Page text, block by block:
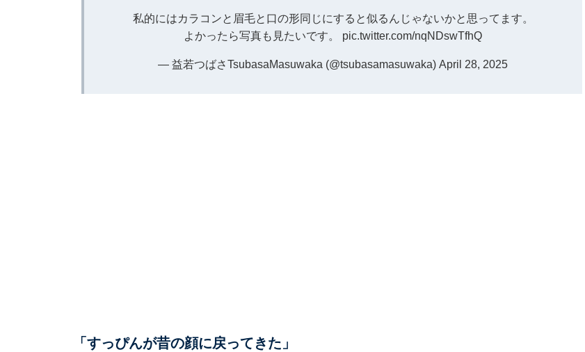
私的にはカラコンと眉毛と口の形同じにすると似るんじゃないかと思ってます。
よかったら写真も見たいです。 pic.twitter.com/nqNDswTfhQ
— 益若つばさTsubasaMasuwaka (@tsubasamasuwaka) April 28, 2025
「すっぴんが昔の顔に戻ってきた」